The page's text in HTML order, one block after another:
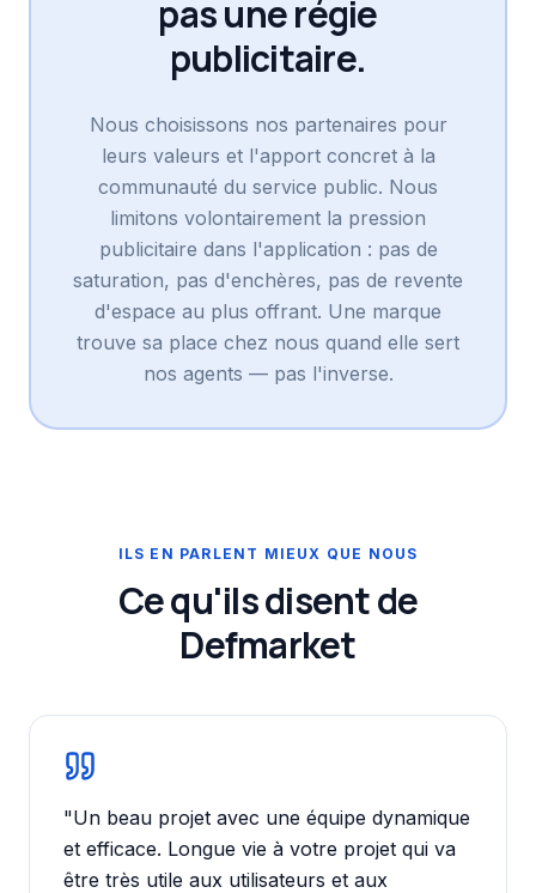
pas une régie
publicitaire.
Nous choisissons nos partenaires pour
leurs valeurs et l'apport concret à la
communauté du service public. Nous
limitons volontairement la pression
publicitaire dans l'application : pas de
saturation, pas d'enchères, pas de revente
d'espace au plus offrant. Une marque
trouve sa place chez nous quand elle sert
nos agents — pas l'inverse.
ILS EN PARLENT MIEUX QUE NOUS
Ce qu'ils disent de
Defmarket
"Un beau projet avec une équipe dynamique
et efficace. Longue vie à votre projet qui va
être très utile aux utilisateurs et aux